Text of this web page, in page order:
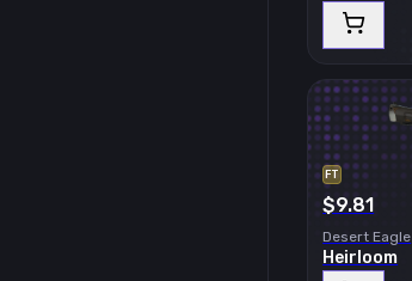
FT
$9.81
Desert Eagle
Heirloom